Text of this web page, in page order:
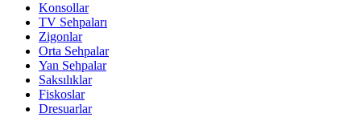
Konsollar
TV Sehpaları
Zigonlar
Orta Sehpalar
Yan Sehpalar
Saksılıklar
Fiskoslar
Dresuarlar